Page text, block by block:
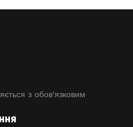
з обов'язковим